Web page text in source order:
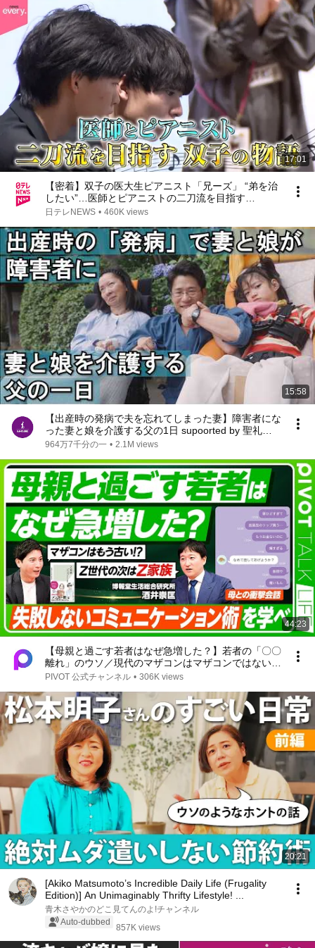
17:01
【密着】双子の医大生ピアニスト「兄ーズ」 “弟を治
したい”…医師とピアニストの二刀流を目指す
『every.特集』
日テレNEWS • 460K views
15:58
【出産時の発病で夫を忘れてしまった妻】障害者にな
った妻と娘を介護する父の1日 supoorted by 聖礼会 #
聖礼会 #ジャパンバリアフリープロジェクト #共生
964万7千分の一 • 2.1M views
44:23
【母親と過ごす若者はなぜ急増した？】若者の「〇〇
離れ」のウソ／現代のマザコンはマザコンではない／
父親より母親の真理／ケンカをしないZ家族／消齢化
PIVOT 公式チャンネル • 306K views
20:21
[Akiko Matsumoto’s Incredible Daily Life (Frugality
Edition)] An Unimaginably Thrifty Lifestyle! ...
青木さやかのどこ見てんのよ!チャンネル
Auto-dubbed
857K views